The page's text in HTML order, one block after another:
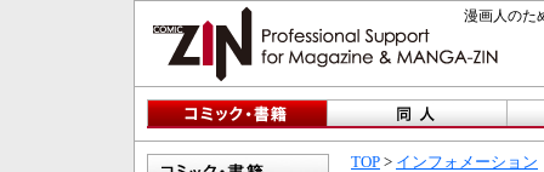
漫画人のた
TOP > インフォメーション